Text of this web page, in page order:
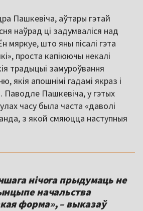
Пашкевіча, аўтары гэтай
наўрад ці задумваліся над
мяркуе, што яны пісалі гэта
проста капіюючы некалі
традыцыі замуроўвання
якія апошнімі гадамі якраз і
Паводле Пашкевіча, у гэтых
часу была часта «даволі
з якой смяюцца наступныя
нічога прыдумаць не
начальства
форма», – выказаў